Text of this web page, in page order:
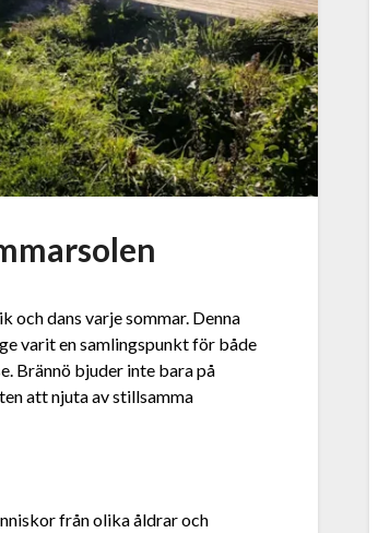
och dans varje sommar. Denna
varit en samlingspunkt för både
Brännö bjuder inte bara på
att njuta av stillsamma
från olika åldrar och